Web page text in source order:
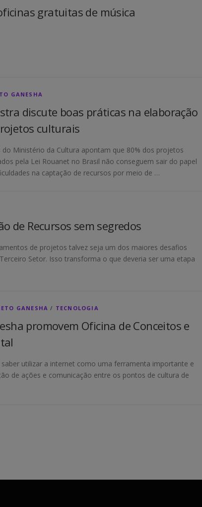
gratuitas de música
GANESHA
discute boas práticas na elaboração
culturais
do Ministério da Cultura apontam que 80% dos projetos
pela Lei Rouanet no Brasil não conseguem sair do papel
na captação de recursos por meio de …
de Recursos sem segredos
de projetos talvez seja um dos maiores desafios
Setor. Isso transforma o que deveria ser uma etapa
GANESHA / TECNOLOGIA
promovem Oficina de Conceitos e
utilizar a internet como uma ferramenta importante e
de ações e comunicação entre os pontos de cultura de